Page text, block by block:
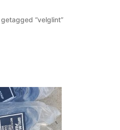
“velglint”